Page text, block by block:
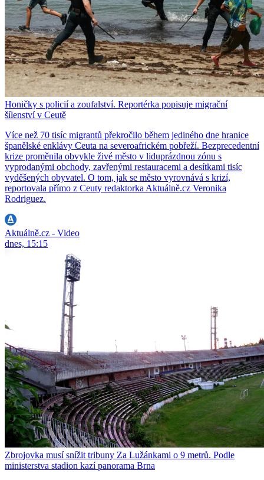
Honičky s policií a zoufalství. Reportérka popisuje migrační
šílenství v Ceutě
Více než 70 tisíc migrantů překročilo během jediného dne hranice
španělské enklávy Ceuta na severoafrickém pobřeží. Bezprecedentní
krize proměnila obvykle živé město v liduprázdnou zónu s
vyprodanými obchody, zavřenými restauracemi a desítkami tisíc
vyděšených obyvatel. O tom, jak se město vyrovnává s krizí,
reportovala přímo z Ceuty redaktorka Aktuálně.cz Veronika
Rodriguez.
Aktuálně.cz - Video
dnes, 15:15
Zbrojovka musí snížit tribuny Za Lužánkami o 9 metrů. Podle
ministerstva stadion kazí panorama Brna